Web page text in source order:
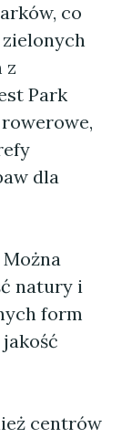
co
z
Park
dla
natury i
form
centrów